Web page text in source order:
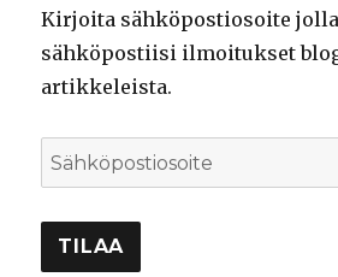
Kirjoita sähköpostiosoite
sähköpostiisi ilmoitukset
artikkeleista.
Sähköpostiosoite
TILAA